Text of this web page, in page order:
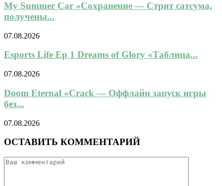
My Summer Car «Сохранение — Стрит сатсума,
получены...
07.08.2026
Esports Life Ep 1 Dreams of Glory «Таблица...
07.08.2026
Doom Eternal «Crack — Оффлайн запуск игры
без...
07.08.2026
ОСТАВИТЬ КОММЕНТАРИЙ